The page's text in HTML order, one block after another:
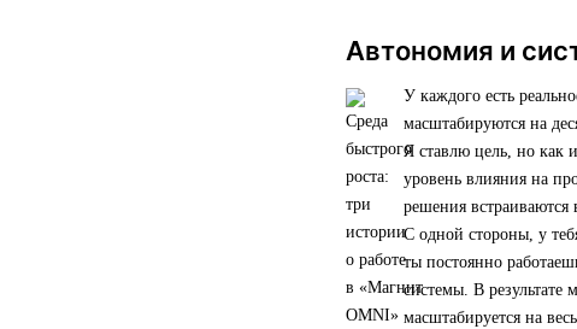
Автономия и
У каждого есть
масштабируются на
Я ставлю цель, но как
уровень влияния на
решения
С одной стороны, у
ты постоянно
системы. В результате
масштабируется на